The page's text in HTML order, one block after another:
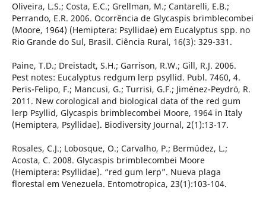
Oliveira, L.S.; Costa, E.C.; Grellman, M.; Cantarelli, E.B.;
Perrando, E.R. 2006. Ocorrência de Glycaspis brimblecombei
(Moore, 1964) (Hemiptera: Psyllidae) em Eucalyptus spp. no
Rio Grande do Sul, Brasil. Ciência Rural, 16(3): 329-331.
Paine, T.D.; Dreistadt, S.H.; Garrison, R.W.; Gill, R.J. 2006.
Pest notes: Eucalyptus redgum lerp psyllid. Publ. 7460, 4.
Peris-Felipo, F.; Mancusi, G.; Turrisi, G.F.; Jiménez-Peydró, R.
2011. New corological and biological data of the red gum
lerp Psyllid, Glycaspis brimblecombei Moore, 1964 in Italy
(Hemiptera, Psyllidae). Biodiversity Journal, 2(1):13-17.
Rosales, C.J.; Lobosque, O.; Carvalho, P.; Bermúdez, L.;
Acosta, C. 2008. Glycaspis brimblecombei Moore
(Hemiptera: Psyllidae). “red gum lerp”. Nueva plaga
florestal em Venezuela. Entomotropica, 23(1):103-104.